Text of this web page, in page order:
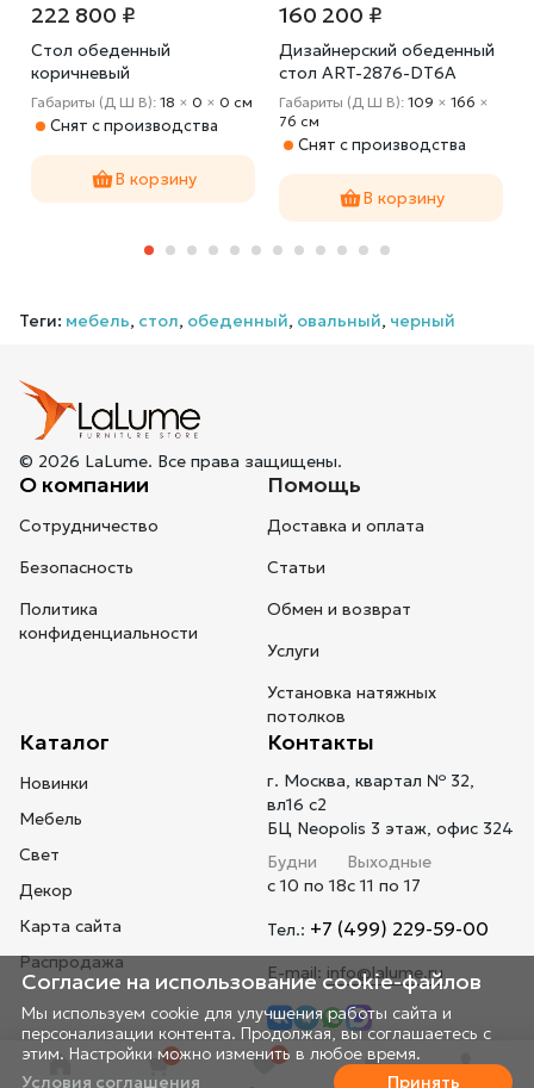
0 0
222 800 ₽
Стол обеденный
коричневый
(искусственный мрамор)
33FS-DT1800-PG
Габариты (Д Ш В): 18 × 0 × 0 cм
Снят с производства
В корзину
160 200 ₽
Дизайнерский обеденный
стол ART-2876-DT6A
Габариты (Д Ш В): 109 × 166 ×
76 cм
Снят с производства
В корзину
Теги: мебель, стол, обеденный, овальный, черный
© 2026 LaLume. Все права защищены.
О компании
Сотрудничество
Безопасность
Политика
конфиденциальности
Помощь
Доставка и оплата
Статьи
Обмен и возврат
Услуги
Установка натяжных
потолков
Каталог
Новинки
Мебель
Свет
Декор
Карта сайта
Распродажа
Контакты
г. Москва, квартал № 32,
вл16 с2
БЦ Neopolis 3 этаж, офис 324
Будни
с 10 по 18
Выходные
с 11 по 17
Тел.: +7 (499) 229-59-00
E-mail: info@lalume.ru
Согласие на использование cookie-файлов
Мы используем cookie для улучшения работы сайта и
персонализации контента. Продолжая, вы соглашаетесь с
этим. Настройки можно изменить в любое время.
Принять
Условия соглашения